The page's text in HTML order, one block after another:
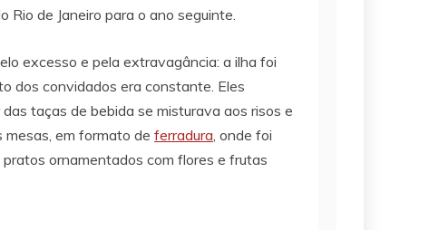
de Janeiro para o ano seguinte.
excesso e pela extravagância: a ilha foi
dos convidados era constante. Eles
taças de bebida se misturava aos risos e
em formato de ferradura, onde foi
ornamentados com flores e frutas